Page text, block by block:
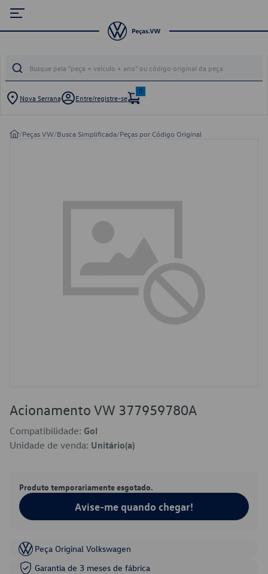
Nova Serrana Entre/registre-se
0
/Peças VW/Busca Simplificada/Peças por Código Original
Acionamento VW 377959780A
Compatibilidade: Gol
Unidade de venda: Unitário(a)
Produto temporariamente esgotado.
Avise-me quando chegar!
Peça Original Volkswagen
Garantia de 3 meses de fábrica